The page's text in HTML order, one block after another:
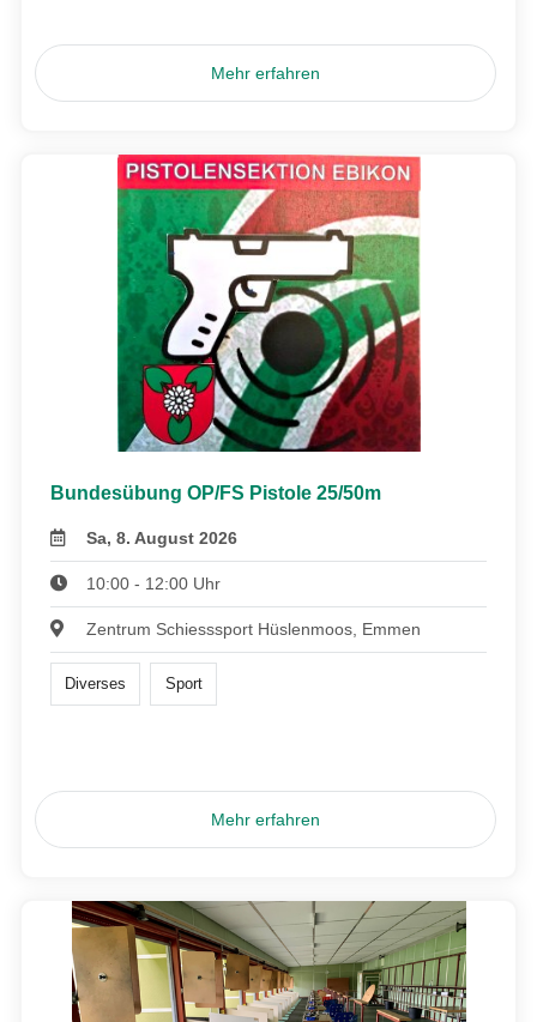
Mehr erfahren
Bundesübung OP/FS Pistole 25/50m
Sa, 8. August 2026
10:00 - 12:00 Uhr
Zentrum Schiesssport Hüslenmoos, Emmen
Diverses Sport
Mehr erfahren